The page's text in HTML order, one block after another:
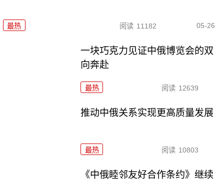
最热 阅读 11182 05-26
一块巧克力见证中俄博览会的双
向奔赴
最热 阅读 12639
推动中俄关系实现更高质量发展
最热 阅读 10803
《中俄睦邻友好合作条约》继续